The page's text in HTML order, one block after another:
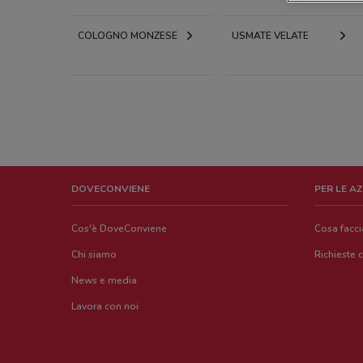
COLOGNO MONZESE USMATE VELATE
DOVECONVIENE
Cos'è DoveConviene
Chi siamo
News e media
Lavora con noi
PER LE
Cosa
Richieste